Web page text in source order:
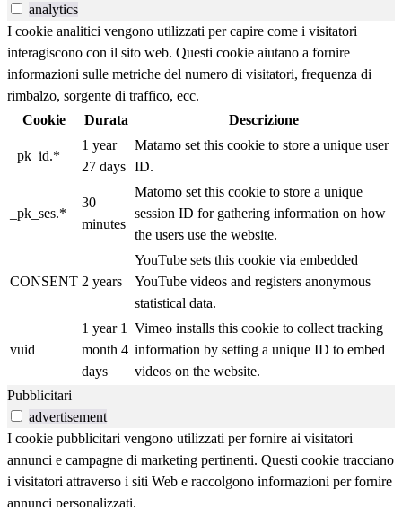
analytics
I cookie analitici vengono utilizzati per capire come i visitatori
interagiscono con il sito web. Questi cookie aiutano a fornire
informazioni sulle metriche del numero di visitatori, frequenza di
rimbalzo, sorgente di traffico, ecc.
Cookie
Durata Descrizione
_pk_id.*
1 year
27 days
Matamo set this cookie to store a unique user
ID.
_pk_ses.*
30
minutes
Matomo set this cookie to store a unique
session ID for gathering information on how
the users use the website.
CONSENT 2 years
YouTube sets this cookie via embedded
YouTube videos and registers anonymous
statistical data.
vuid
1 year 1
month 4
days
Vimeo installs this cookie to collect tracking
information by setting a unique ID to embed
videos on the website.
Pubblicitari
advertisement
I cookie pubblicitari vengono utilizzati per fornire ai visitatori
annunci e campagne di marketing pertinenti. Questi cookie tracciano
i visitatori attraverso i siti Web e raccolgono informazioni per fornire
annunci personalizzati.